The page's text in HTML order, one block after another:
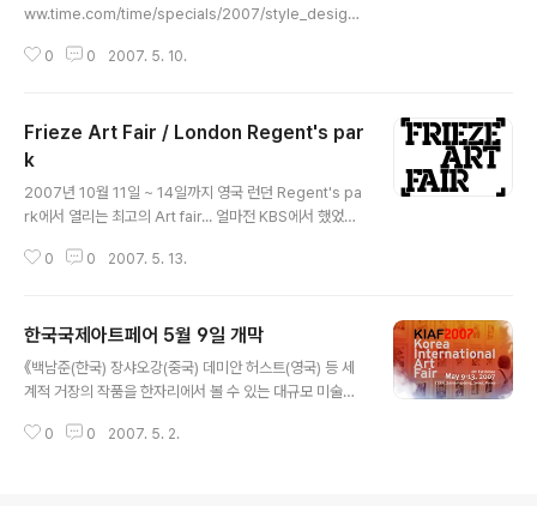
ww.time.com/time/specials/2007/style_design/
0 0 2007. 5. 10.
Frieze Art Fair / London Regent's par
k
2007년 10월 11일 ~ 14일까지 영국 런던 Regent's pa
rk에서 열리는 최고의 Art fair... 얼마전 KBS에서 했었던
한번쯤 가보고 싶어졌다. 금융도 그렇고, 디자인도 그렇
0 0 2007. 5. 13.
한국국제아트페어 5월 9일 개막
《백남준(한국) 장샤오강(중국) 데미안 허스트(영국) 등 세
계적 거장의 작품을 한자리에서 볼 수 있는 대규모 미술품
며 개성적인 작품을 내놓는 신진 작가들도 나란히 나온다.
0 0 2007. 5. 2.